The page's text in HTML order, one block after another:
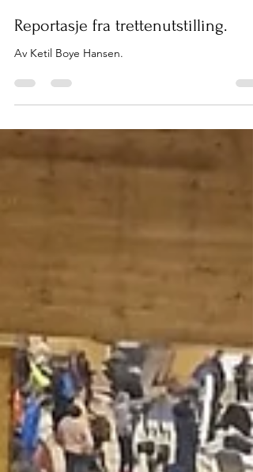
Reportasje fra trettenutstilling.
Av Ketil Boye Hansen.